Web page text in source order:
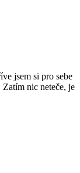
jsem si pro sebe
Zatím nic neteče, je